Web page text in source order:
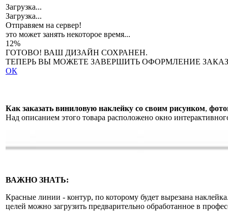
Загрузка...
Загрузка...
Отправяем на сервер!
это может занять некоторое время...
12%
ГОТОВО! ВАШ ДИЗАЙН СОХРАНЕН.
ТЕПЕРЬ ВЫ МОЖЕТЕ ЗАВЕРШИТЬ ОФОРМЛЕНИЕ
ОК
Как заказать виниловую наклейку со своим рисунком,
Над описанием этого товара расположено окно
ВАЖНО ЗНАТЬ:
Красные линии - контур, по которому будет вырезана
целей можно загрузить предварительно обработанное в